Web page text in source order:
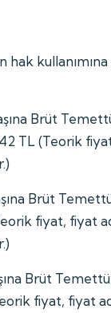
hak kullanımına
Brüt
TL (Teorik
Brüt
fiyat, fiyat
Brüt
fiyat, fiyat